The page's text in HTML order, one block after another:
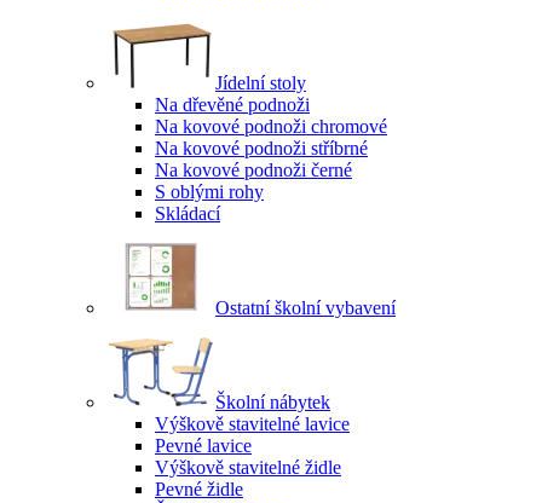
Jídelní stoly
Na dřevěné podnoži
Na kovové podnoži chromové
Na kovové podnoži stříbrné
Na kovové podnoži černé
S oblými rohy
Skládací
Ostatní školní vybavení
Školní nábytek
Výškově stavitelné lavice
Pevné lavice
Výškově stavitelné židle
Pevné židle